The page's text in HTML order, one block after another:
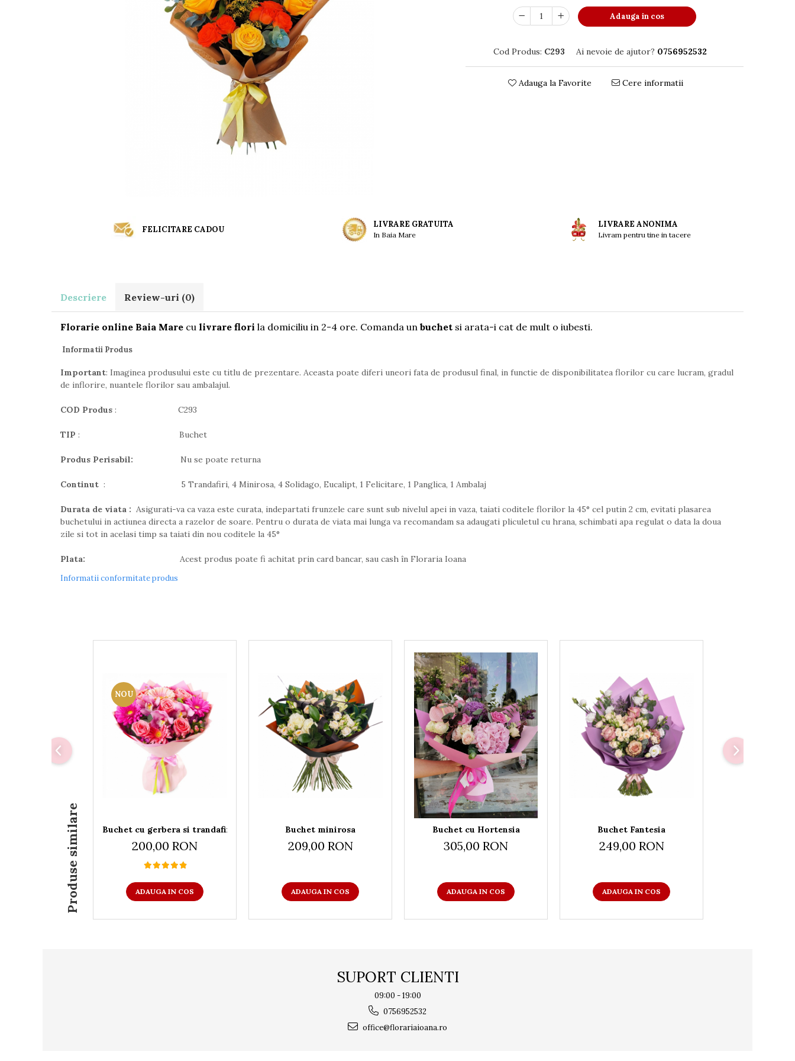
Adauga in cos
Cod Produs: C293 Ai nevoie de ajutor? 0756952532
Adauga la Favorite Cere informatii
FELICITARE CADOU LIVRARE GRATUITA
In Baia Mare
LIVRARE ANONIMA
Livram pentru tine in tacere
Descriere Review-uri (0)
Florarie online Baia Mare cu livrare flori la domiciliu in 2-4 ore. Comanda un buchet si arata-i cat de mult o iubesti.
Informatii Produs
Important: Imaginea produsului este cu titlu de prezentare. Aceasta poate diferi uneori fata de produsul final, in functie de disponibilitatea florilor cu care lucram, gradul
de inflorire, nuantele florilor sau ambalajul.
COD Produs : C293
TIP : Buchet
Produs Perisabil: Nu se poate returna
Continut : 5 Trandafiri, 4 Minirosa, 4 Solidago, Eucalipt, 1 Felicitare, 1 Panglica, 1 Ambalaj
Durata de viata : Asigurati-va ca vaza este curata, indepartati frunzele care sunt sub nivelul apei in vaza, taiati coditele florilor la 45° cel putin 2 cm, evitati plasarea
buchetului in actiunea directa a razelor de soare. Pentru o durata de viata mai lunga va recomandam sa adaugati pliculetul cu hrana, schimbati apa regulat o data la doua
zile si tot in acelasi timp sa taiati din nou coditele la 45°
Plata: Acest produs poate fi achitat prin card bancar, sau cash în Floraria Ioana
Informatii conformitate produs
Produse similare
NOU
Buchet cu gerbera si trandafiri roz
200,00 RON
ADAUGA IN COS
Buchet minirosa
209,00 RON
ADAUGA IN COS
Buchet cu Hortensia
305,00 RON
ADAUGA IN COS
Buchet Fantesia
249,00 RON
ADAUGA IN COS
SUPORT CLIENTI
09:00 - 19:00
0756952532
office@florariaioana.ro